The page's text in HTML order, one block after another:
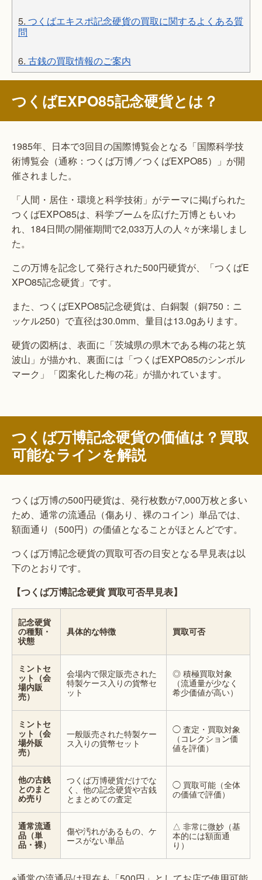
5. つくばエキスポ記念硬貨の買取に関するよくある質
問
6. 古銭の買取情報のご案内
つくばEXPO85記念硬貨とは？
1985年、日本で3回目の国際博覧会となる「国際科学技
術博覧会（通称：つくば万博／つくばEXPO85）」が開
催されました。
「人間・居住・環境と科学技術」がテーマに掲げられた
つくばEXPO85は、科学ブームを広げた万博ともいわ
れ、184日間の開催期間で2,033万人の人々が来場しまし
た。
この万博を記念して発行された500円硬貨が、「つくばE
XPO85記念硬貨」です。
また、つくばEXPO85記念硬貨は、白銅製（銅750：ニ
ッケル250）で直径は30.0mm、量目は13.0gあります。
硬貨の図柄は、表面に「茨城県の県木である梅の花と筑
波山」が描かれ、裏面には「つくばEXPO85のシンボル
マーク」「図案化した梅の花」が描かれています。
つくば万博記念硬貨の価値は？買取
可能なラインを解説
つくば万博の500円硬貨は、発行枚数が7,000万枚と多い
ため、通常の流通品（傷あり、裸のコイン）単品では、
額面通り（500円）の価値となることがほとんどです。
つくば万博記念硬貨の買取可否の目安となる早見表は以
下のとおりです。
【つくば万博記念硬貨 買取可否早見表】
記念硬貨
の種類・
状態
具体的な特徴 買取可否
ミントセ
ット（会
場内販
売）
会場内で限定販売された
特製ケース入りの貨幣セ
ット
◎ 積極買取対象
（流通量が少なく
希少価値が高い）
ミントセ
ット（会
場外販
売）
一般販売された特製ケー
ス入りの貨幣セット
◯ 査定・買取対象
（コレクション価
値を評価）
他の古銭
とのまと
め売り
つくば万博硬貨だけでな
く、他の記念硬貨や古銭
とまとめての査定
◯ 買取可能（全体
の価値で評価）
通常流通
品（単
品・裸）
傷や汚れがあるもの、ケ
ースがない単品
△ 非常に微妙（基
本的には額面通
り）